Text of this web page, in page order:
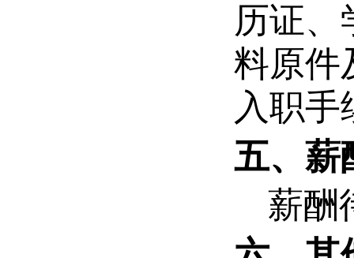
历证、
料原件
入职手
五、薪
薪酬